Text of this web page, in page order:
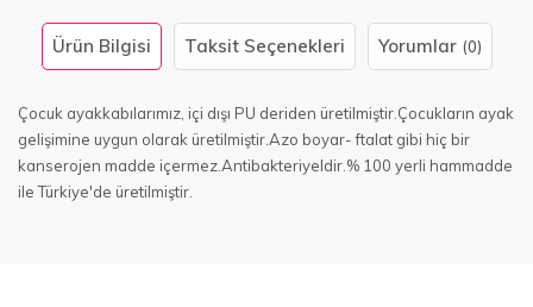
Ürün Bilgisi Taksit Seçenekleri Yorumlar (0)
Çocuk ayakkabılarımız, içi dışı PU deriden üretilmiştir.Çocukların ayak
gelişimine uygun olarak üretilmiştir.Azo boyar- ftalat gibi hiç bir
kanserojen madde içermez.Antibakteriyeldir.% 100 yerli hammadde
ile Türkiye'de üretilmiştir.